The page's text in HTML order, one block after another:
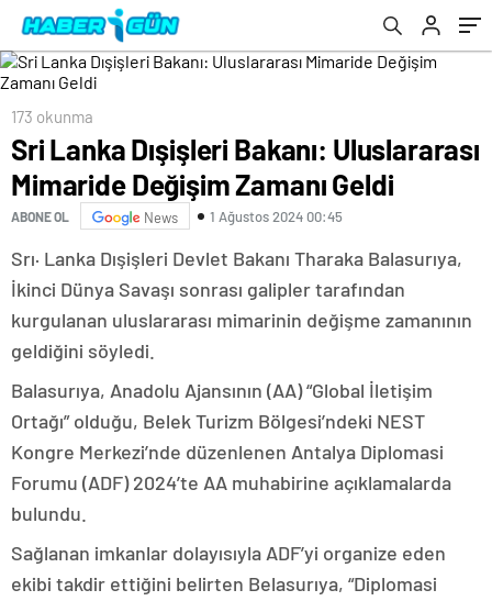
173 okunma
Sri Lanka Dışişleri Bakanı: Uluslararası
Mimaride Değişim Zamanı Geldi
ABONE OL News 1 Ağustos 2024 00:45
Srı· Lanka Dışişleri Devlet Bakanı Tharaka Balasurıya,
İkinci Dünya Savaşı sonrası galipler tarafından
kurgulanan uluslararası mimarinin değişme zamanının
geldiğini söyledi.
Balasurıya, Anadolu Ajansının (AA) “Global İletişim
Ortağı” olduğu, Belek Turizm Bölgesi’ndeki NEST
Kongre Merkezi’nde düzenlenen Antalya Diplomasi
Forumu (ADF) 2024’te AA muhabirine açıklamalarda
bulundu.
Sağlanan imkanlar dolayısıyla ADF’yi organize eden
ekibi takdir ettiğini belirten Belasurıya, “Diplomasi